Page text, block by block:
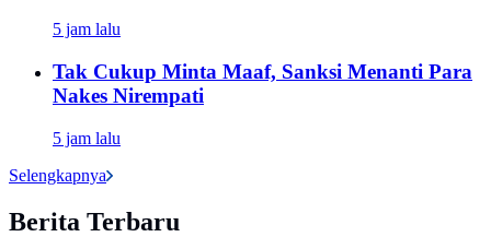
5 jam lalu
Tak Cukup Minta Maaf, Sanksi Menanti Para
Nakes Nirempati
5 jam lalu
Selengkapnya
Berita Terbaru